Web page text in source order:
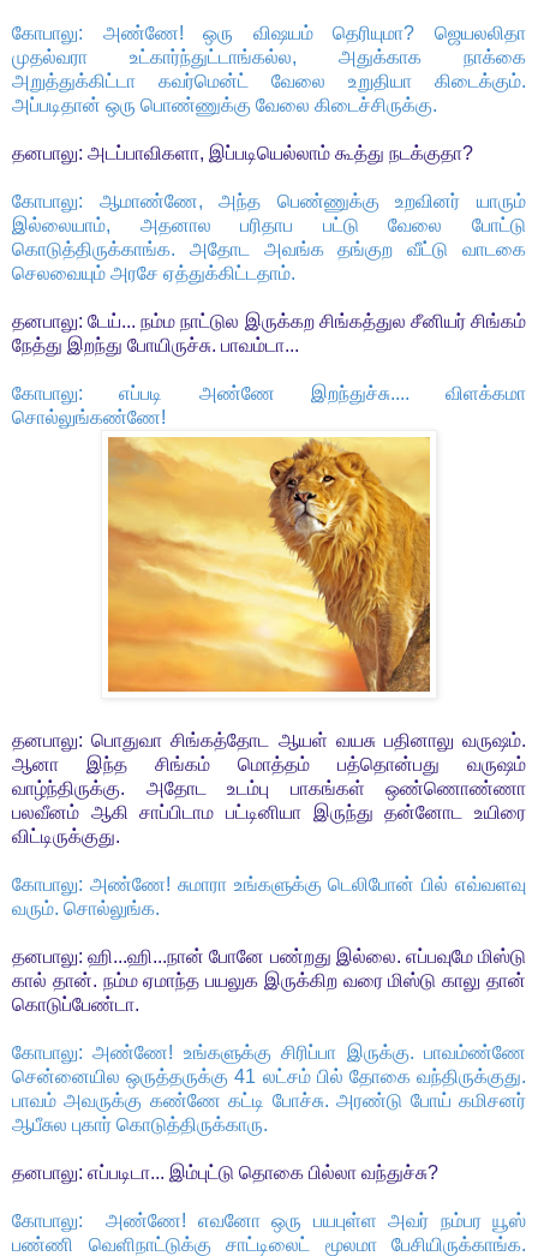
கோபாலு: அண்ணே! ஒரு விஷயம் தெரியுமா? ஜெயலலிதா
முதல்வரா உட்கார்ந்துட்டாங்கல்ல, அதுக்காக நாக்கை
அறுத்துக்கிட்டா கவர்மென்ட் வேலை உறுதியா கிடைக்கும்.
அப்படிதான் ஒரு பொண்ணுக்கு வேலை கிடைச்சிருக்கு.
தனபாலு: அடப்பாவிகளா, இப்படியெல்லாம் கூத்து நடக்குதா?
கோபாலு: ஆமாண்ணே, அந்த பெண்ணுக்கு உறவினர் யாரும்
இல்லையாம், அதனால பரிதாப பட்டு வேலை போட்டு
கொடுத்திருக்காங்க. அதோட அவங்க தங்குற வீட்டு வாடகை
செலவையும் அரசே ஏத்துக்கிட்டதாம்.
தனபாலு: டேய்... நம்ம நாட்டுல இருக்கற சிங்கத்துல சீனியர் சிங்கம்
நேத்து இறந்து போயிருச்சு. பாவம்டா...
கோபாலு: எப்படி அண்ணே இறந்துச்சு.... விளக்கமா
சொல்லுங்கண்ணே!
தனபாலு: பொதுவா சிங்கத்தோட ஆயள் வயசு பதினாலு வருஷம்.
ஆனா இந்த சிங்கம் மொத்தம் பத்தொன்பது வருஷம்
வாழ்ந்திருக்கு. அதோட உடம்பு பாகங்கள் ஒண்ணொண்ணா
பலவீனம் ஆகி சாப்பிடாம பட்டினியா இருந்து தன்னோட உயிரை
விட்டிருக்குது.
கோபாலு: அண்ணே! சுமாரா உங்களுக்கு டெலிபோன் பில் எவ்வளவு
வரும். சொல்லுங்க.
தனபாலு: ஹி...ஹி...நான் போனே பண்றது இல்லை. எப்பவுமே மிஸ்டு
கால் தான். நம்ம ஏமாந்த பயலுக இருக்கிற வரை மிஸ்டு காலு தான்
கொடுப்பேண்டா.
கோபாலு: அண்ணே! உங்களுக்கு சிரிப்பா இருக்கு. பாவம்ண்ணே
சென்னையில ஒருத்தருக்கு 41 லட்சம் பில் தோகை வந்திருக்குது.
பாவம் அவருக்கு கண்ணே கட்டி போச்சு. அரண்டு போய் கமிசனர்
ஆபீசுல புகார் கொடுத்திருக்காரு.
தனபாலு: எப்படிடா... இம்புட்டு தொகை பில்லா வந்துச்சு?
கோபாலு: அண்ணே! எவனோ ஒரு பயபுள்ள அவர் நம்பர யூஸ்
பண்ணி வெளிநாட்டுக்கு சாட்டிலைட் மூலமா பேசியிருக்காங்க.